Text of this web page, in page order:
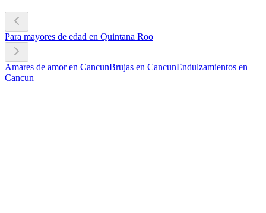
Para mayores de edad en Quintana Roo
Amares de amor en CancunBrujas en CancunEndulzamientos en
Cancun